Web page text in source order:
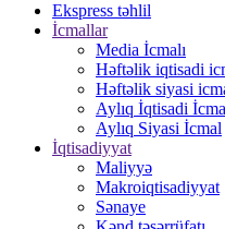
Ekspress təhlil
İcmallar
Media İcmalı
Həftəlik iqtisadi
Həftəlik siyasi
Aylıq İqtisadi
Aylıq Siyasi İcmal
İqtisadiyyat
Maliyyə
Makroiqtisadiyyat
Sənaye